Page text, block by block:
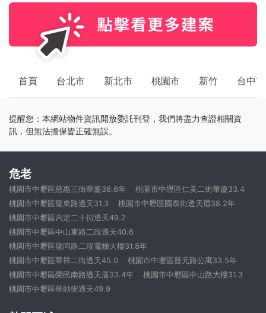
首頁 台北市 新北市 桃園市 新竹 台中市
提醒您：本網站物件資訊開放委託刊登，我們將盡力查證相關資
訊，但無法擔保皆正確無誤。
危老
桃園市中壢區慈惠三街華廈36.6年
桃園市中壢區仁美二街華廈33.4
桃園市中壢區龍東路透天31.3
桃園市中壢區國泰街透天厝38.2年
桃園市中壢區內定二十街透天49.2
桃園市中壢區中山東路二段透天40.6
桃園市中壢區龍岡路二段電梯大樓31.8年
桃園市中壢區華祥二街透天45.0
桃園市中壢區晉元路公寓33.5年
桃園市中壢區榮民南路透天厝33.4年
桃園市中壢區中山路大樓31.3
桃園市中壢區華勛街透天49.9